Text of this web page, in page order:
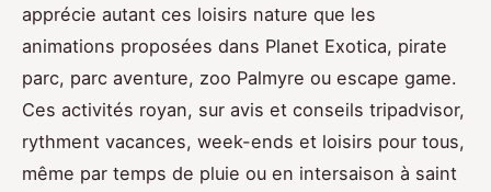
apprécie autant ces loisirs nature que les
animations proposées dans Planet Exotica, pirate
parc, parc aventure, zoo Palmyre ou escape game.
Ces activités royan, sur avis et conseils tripadvisor,
rythment vacances, week-ends et loisirs pour tous,
même par temps de pluie ou en intersaison à saint